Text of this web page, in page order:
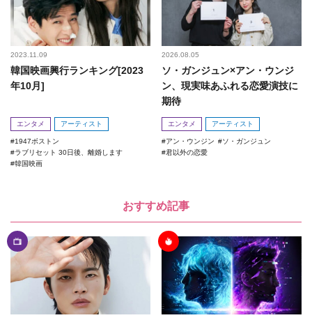
2023.11.09
韓国映画興行ランキング[2023
年10月]
エンタメ アーティスト
1947ボストン
ラブリセット 30日後、離婚します
韓国映画
2026.08.05
ソ・ガンジュン×アン・ウンジ
ン、現実味あふれる恋愛演技に
期待
エンタメ アーティスト
アン・ウンジン
ソ・ガンジュン
君以外の恋愛
おすすめ記事